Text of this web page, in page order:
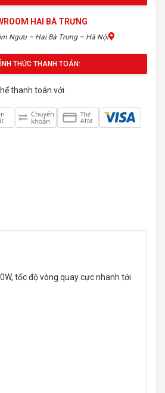
HAI BÀ TRƯNG
Ngưu – Hai Bà Trưng – Hà Nội
THỨC THANH TOÁN:
thanh toán với
tốc độ vòng quay cực nhanh tới